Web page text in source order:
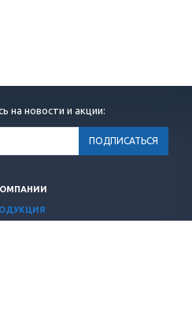
на новости и акции: